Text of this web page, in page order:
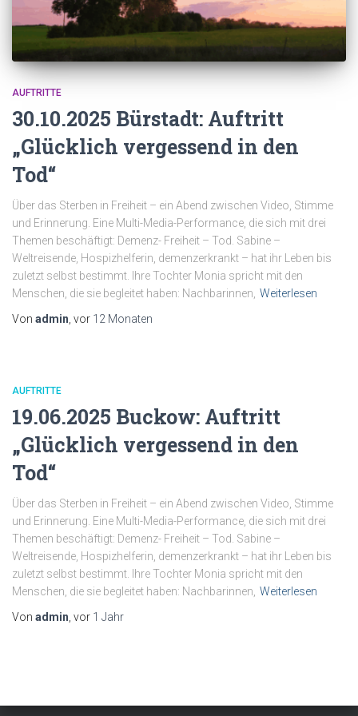
AUFTRITTE
30.10.2025 Bürstadt: Auftritt
„Glücklich vergessend in den
Tod“
Über das Sterben in Freiheit – ein Abend zwischen Video, Stimme
und Erinnerung. Eine Multi-Media-Performance, die sich mit drei
Themen beschäftigt: Demenz- Freiheit – Tod. Sabine –
Weltreisende, Hospizhelferin, demenzerkrankt – hat ihr Leben bis
zuletzt selbst bestimmt. Ihre Tochter Monia spricht mit den
Menschen, die sie begleitet haben: Nachbarinnen, Weiterlesen
Von admin , vor 12 Monaten
AUFTRITTE
19.06.2025 Buckow: Auftritt
„Glücklich vergessend in den
Tod“
Über das Sterben in Freiheit – ein Abend zwischen Video, Stimme
und Erinnerung. Eine Multi-Media-Performance, die sich mit drei
Themen beschäftigt: Demenz- Freiheit – Tod. Sabine –
Weltreisende, Hospizhelferin, demenzerkrankt – hat ihr Leben bis
zuletzt selbst bestimmt. Ihre Tochter Monia spricht mit den
Menschen, die sie begleitet haben: Nachbarinnen, Weiterlesen
Von admin , vor 1 Jahr